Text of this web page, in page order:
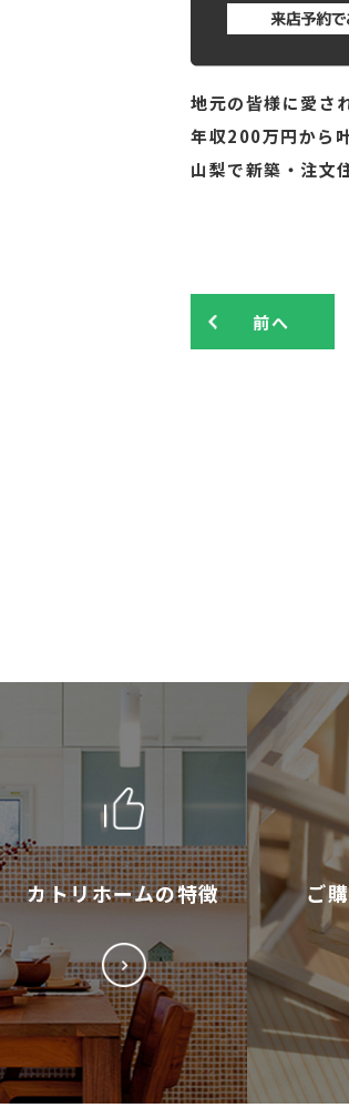
地元の皆様に愛さ
年収200万円から
山梨で新築・注文
前へ
カトリホームの特徴 ご